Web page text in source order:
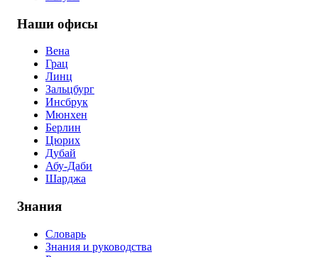
Наши офисы
Вена
Грац
Линц
Зальцбург
Инсбрук
Мюнхен
Берлин
Цюрих
Дубай
Абу-Даби
Шарджа
Знания
Словарь
Знания и руководства